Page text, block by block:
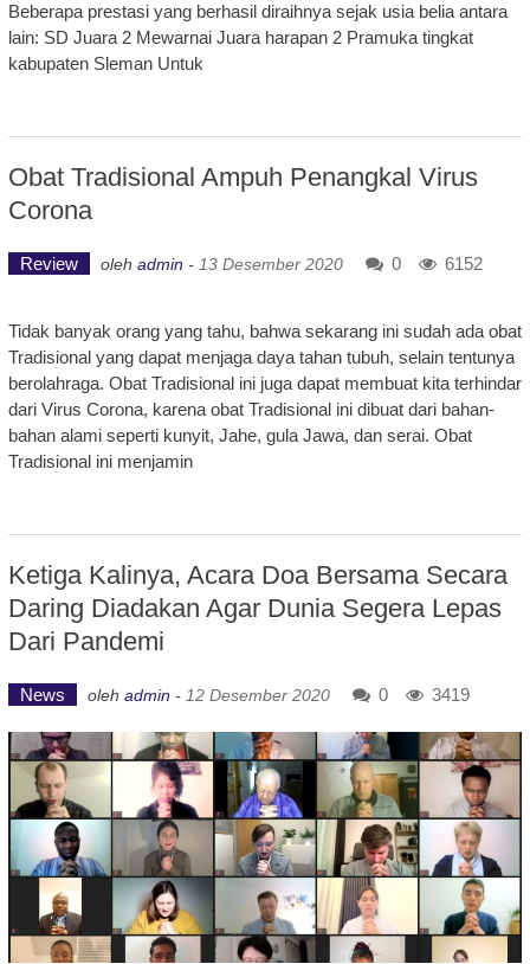
Beberapa prestasi yang berhasil diraihnya sejak usia belia antara
lain: SD Juara 2 Mewarnai Juara harapan 2 Pramuka tingkat
kabupaten Sleman Untuk
Obat Tradisional Ampuh Penangkal Virus
Corona
Review oleh admin - 13 Desember 2020 0 6152
Tidak banyak orang yang tahu, bahwa sekarang ini sudah ada obat
Tradisional yang dapat menjaga daya tahan tubuh, selain tentunya
berolahraga. Obat Tradisional ini juga dapat membuat kita terhindar
dari Virus Corona, karena obat Tradisional ini dibuat dari bahan-
bahan alami seperti kunyit, Jahe, gula Jawa, dan serai. Obat
Tradisional ini menjamin
Ketiga Kalinya, Acara Doa Bersama Secara
Daring Diadakan Agar Dunia Segera Lepas
Dari Pandemi
News oleh admin - 12 Desember 2020 0 3419